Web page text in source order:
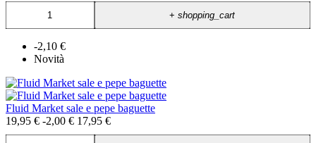
+shopping_cart
-2,10 €
Novità
Fluid Market sale e pepe baguette
19,95 € -2,00 € 17,95 €